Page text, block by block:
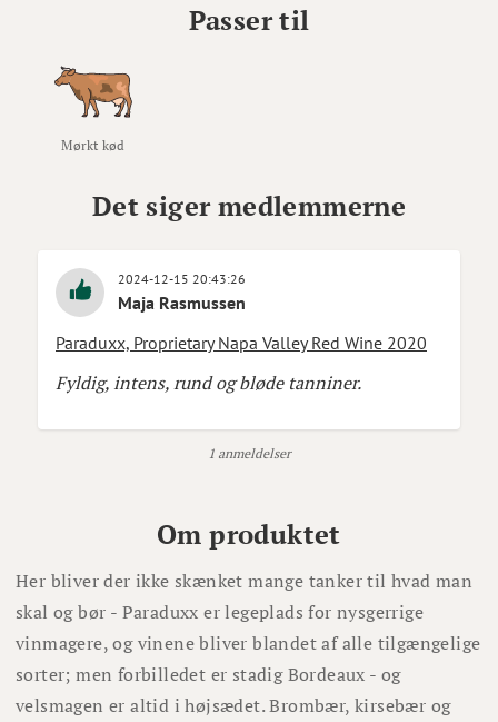
Passer til
Mørkt kød
Det siger medlemmerne
2024-12-15 20:43:26
Maja Rasmussen
Paraduxx, Proprietary Napa Valley Red Wine 2020
Fyldig, intens, rund og bløde tanniner.
1 anmeldelser
Om produktet
Her bliver der ikke skænket mange tanker til hvad man
skal og bør - Paraduxx er legeplads for nysgerrige
vinmagere, og vinene bliver blandet af alle tilgængelige
sorter; men forbilledet er stadig Bordeaux - og
velsmagen er altid i højsædet. Brombær, kirsebær og